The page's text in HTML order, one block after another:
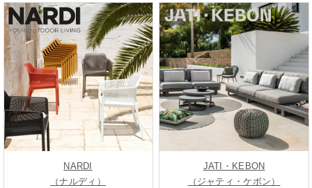
NARDI
（ナルディ）
JATI・KEBON
（ジャティ・ケボン）